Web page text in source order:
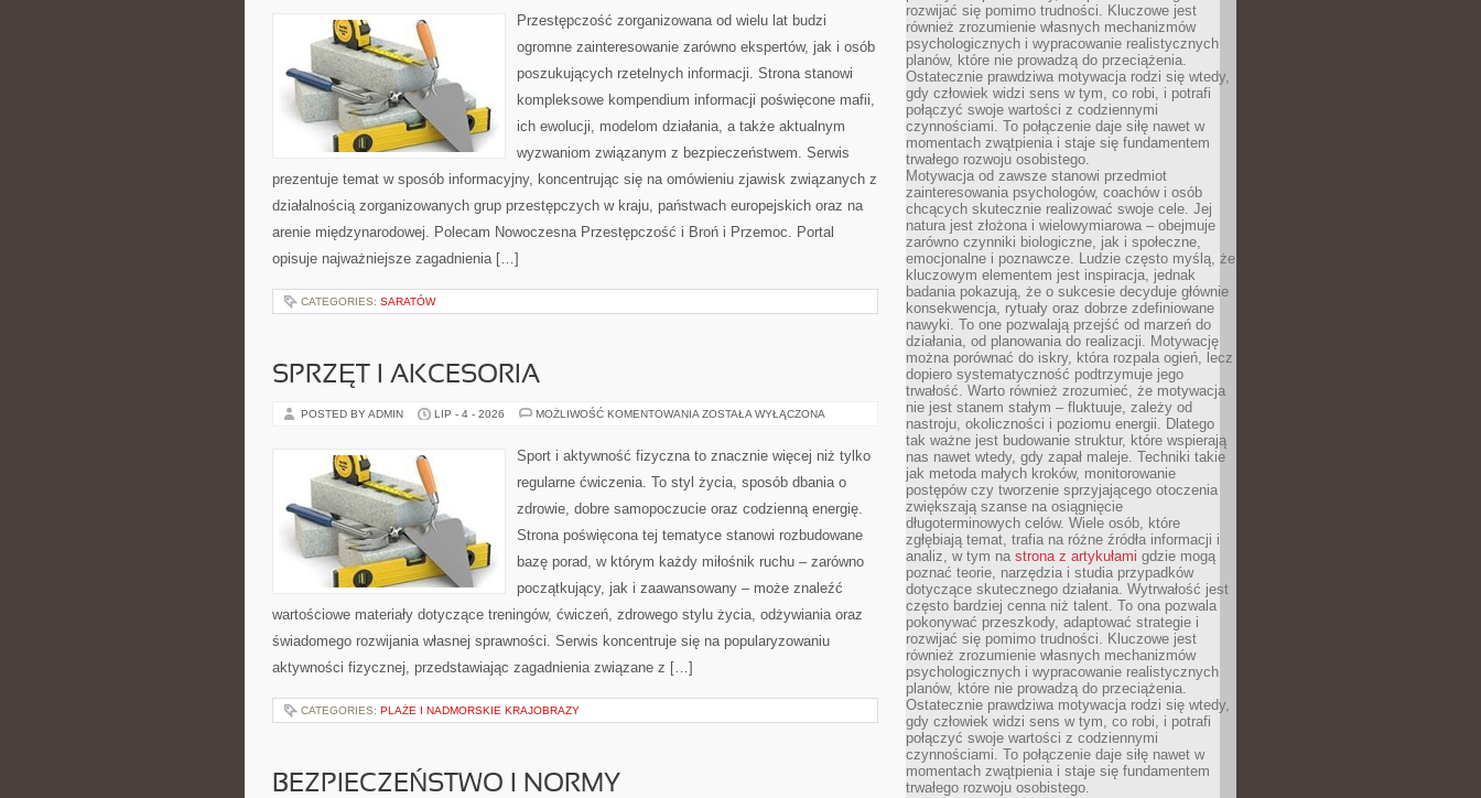
Przestępczość zorganizowana od wielu lat budzi
ogromne zainteresowanie zarówno ekspertów, jak i osób
poszukujących rzetelnych informacji. Strona stanowi
kompleksowe kompendium informacji poświęcone mafii,
ich ewolucji, modelom działania, a także aktualnym
wyzwaniom związanym z bezpieczeństwem. Serwis
prezentuje temat w sposób informacyjny, koncentrując się na omówieniu zjawisk związanych z
działalnością zorganizowanych grup przestępczych w kraju, państwach europejskich oraz na
arenie międzynarodowej. Polecam Nowoczesna Przestępczość i Broń i Przemoc. Portal
opisuje najważniejsze zagadnienia […]
CATEGORIES: SARATÓW
SPRZĘT I AKCESORIA
POSTED BY ADMIN LIP - 4 - 2026 MOŻLIWOŚĆ KOMENTOWANIA SPRZĘT
ZOSTAŁA WYŁĄCZONA
Sport i aktywność fizyczna to znacznie więcej niż tylko
regularne ćwiczenia. To styl życia, sposób dbania o
zdrowie, dobre samopoczucie oraz codzienną energię.
Strona poświęcona tej tematyce stanowi rozbudowane
bazę porad, w którym każdy miłośnik ruchu – zarówno
początkujący, jak i zaawansowany – może znaleźć
wartościowe materiały dotyczące treningów, ćwiczeń, zdrowego stylu życia, odżywiania oraz
świadomego rozwijania własnej sprawności. Serwis koncentruje się na popularyzowaniu
aktywności fizycznej, przedstawiając zagadnienia związane z […]
CATEGORIES: PLAŻE I NADMORSKIE KRAJOBRAZY
BEZPIECZEŃSTWO I NORMY
rozwijać się pomimo trudności. Kluczowe jest
również zrozumienie własnych mechanizmów
psychologicznych i wypracowanie realistycznych
planów, które nie prowadzą do przeciążenia.
Ostatecznie prawdziwa motywacja rodzi się wtedy,
gdy człowiek widzi sens w tym, co robi, i potrafi
połączyć swoje wartości z codziennymi
czynnościami. To połączenie daje siłę nawet w
momentach zwątpienia i staje się fundamentem
trwałego rozwoju osobistego.
Motywacja od zawsze stanowi przedmiot
zainteresowania psychologów, coachów i osób
chcących skutecznie realizować swoje cele. Jej
natura jest złożona i wielowymiarowa – obejmuje
zarówno czynniki biologiczne, jak i społeczne,
emocjonalne i poznawcze. Ludzie często myślą, że
kluczowym elementem jest inspiracja, jednak
badania pokazują, że o sukcesie decyduje głównie
konsekwencja, rytuały oraz dobrze zdefiniowane
nawyki. To one pozwalają przejść od marzeń do
działania, od planowania do realizacji. Motywację
można porównać do iskry, która rozpala ogień, lecz
dopiero systematyczność podtrzymuje jego
trwałość. Warto również zrozumieć, że motywacja
nie jest stanem stałym – fluktuuje, zależy od
nastroju, okoliczności i poziomu energii. Dlatego
tak ważne jest budowanie struktur, które wspierają
nas nawet wtedy, gdy zapał maleje. Techniki takie
jak metoda małych kroków, monitorowanie
postępów czy tworzenie sprzyjającego otoczenia
zwiększają szanse na osiągnięcie
długoterminowych celów. Wiele osób, które
zgłębiają temat, trafia na różne źródła informacji i
analiz, w tym na strona z artykułami gdzie mogą
poznać teorie, narzędzia i studia przypadków
dotyczące skutecznego działania. Wytrwałość jest
często bardziej cenna niż talent. To ona pozwala
pokonywać przeszkody, adaptować strategie i
rozwijać się pomimo trudności. Kluczowe jest
również zrozumienie własnych mechanizmów
psychologicznych i wypracowanie realistycznych
planów, które nie prowadzą do przeciążenia.
Ostatecznie prawdziwa motywacja rodzi się wtedy,
gdy człowiek widzi sens w tym, co robi, i potrafi
połączyć swoje wartości z codziennymi
czynnościami. To połączenie daje siłę nawet w
momentach zwątpienia i staje się fundamentem
trwałego rozwoju osobistego.